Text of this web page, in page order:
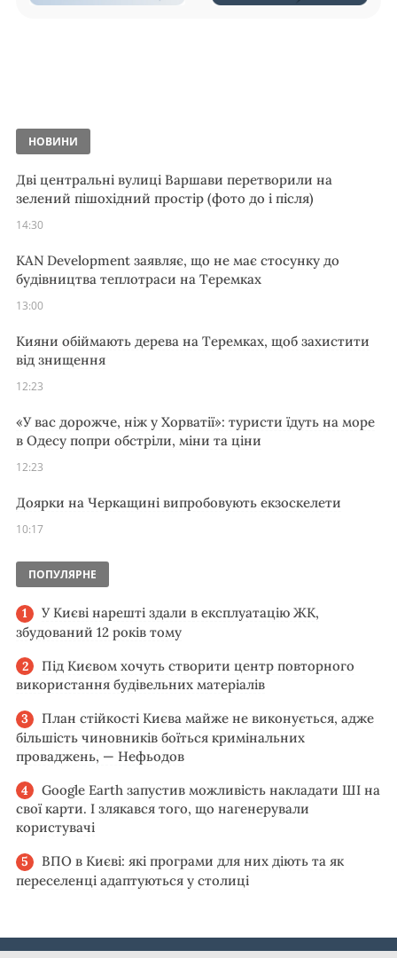
НОВИНИ
Дві центральні вулиці Варшави перетворили на
зелений пішохідний простір (фото до і після)
14:30
KAN Development заявляє, що не має стосунку до
будівництва теплотраси на Теремках
13:00
Кияни обіймають дерева на Теремках, щоб захистити
від знищення
12:23
«У вас дорожче, ніж у Хорватії»: туристи їдуть на море
в Одесу попри обстріли, міни та ціни
12:23
Доярки на Черкащині випробовують екзоскелети
10:17
ПОПУЛЯРНЕ
У Києві нарешті здали в експлуатацію ЖК,
збудований 12 років тому
Під Києвом хочуть створити центр повторного
використання будівельних матеріалів
План стійкості Києва майже не виконується, адже
більшість чиновників боїться кримінальних
проваджень, — Нефьодов
Google Earth запустив можливість накладати ШІ на
свої карти. І злякався того, що нагенерували
користувачі
ВПО в Києві: які програми для них діють та як
переселенці адаптуються у столиці